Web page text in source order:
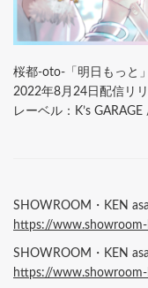
桜都-oto-「明日もっと」
2022年8月24日配信リ
レーベル：K’s
SHOWROOM・KEN
https://www.showroom-
SHOWROOM・KEN
https://www.showroom-